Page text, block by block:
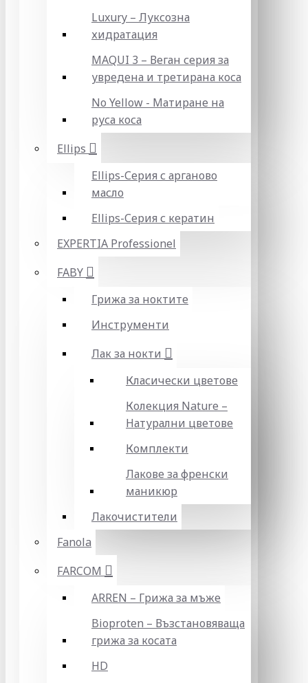
Luxury – Луксозна
хидратация
MAQUI 3 – Веган серия за
увредена и третирана коса
No Yellow - Матиране на
руса коса
Ellips
Ellips-Серия с арганово
масло
Ellips-Серия с кератин
EXPERTIA Professionel
FABY
Грижа за ноктите
Инструменти
Лак за нокти
Класически цветове
Колекция Nature –
Натурални цветове
Комплекти
Лакове за френски
маникюр
Лакочистители
Fanola
FARCOM
ARREN – Грижа за мъже
Bioproten – Възстановяваща
грижа за косата
HD